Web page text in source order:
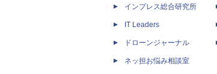
インプレス総合研究所
IT Leaders
ドローンジャーナル
ネッ担お悩み相談室